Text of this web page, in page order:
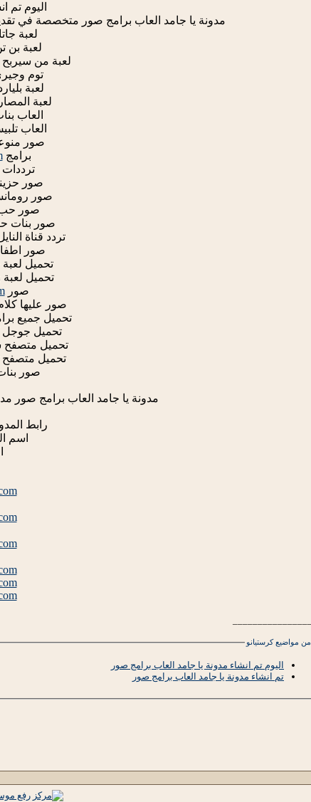
اليوم تم
مدونة يا جامد العاب برامج صور متخصصة في
لعبة جاتا
لعبة بن
لعبة من سيربح
توم
لعبة
لعبة
العاب
العاب
صور
برامج
صور
صور
صور
صور بنات
تردد قناة
صور
تحميل لعبة
تحميل لعبة
صور
صور عليها
تحميل جميع
تحميل جوجل
تحميل متصفح
تحميل
صور
مدونة يا جامد العاب برامج صور
رابط
اسم
من مواضيع كرستيانو
اليوم تم انشاء مدونة يا جامد العاب برامج صور
تم انشاء مدونة يا جامد العاب برامج صور